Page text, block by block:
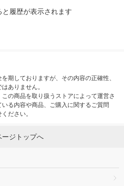
履歴が表示されます
期しておりますが、その内容の正確性、
ありません。
の商品を取り扱うストアによって運営さ
る内容や商品、ご購入に関するご質問
ださい。
ージトップへ